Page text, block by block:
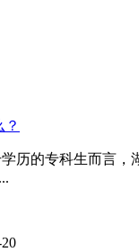
历的专科生而言